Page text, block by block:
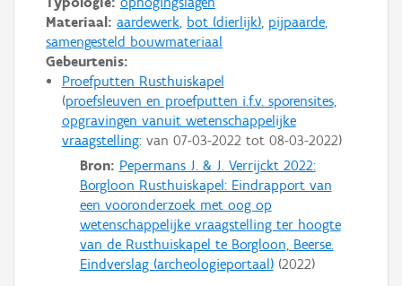
Materiaal: aardewerk bot (dierlijk) pijpaarde
samengesteld bouwmateriaal
Gebeurtenis:
Proefputten Rusthuiskapel
proefsleuven en proefputten i.f.v. sporensites
opgravingen vanuit wetenschappelijke
vraagstelling: van 07-03-2022 tot 08-03-2022
Bron: Pepermans J. & J. Verrijckt 2022:
Borgloon Rusthuiskapel: Eindrapport van
een vooronderzoek met oog op
wetenschappelijke vraagstelling ter hoogte
van de Rusthuiskapel te Borgloon, Beerse.
Eindverslag (archeologieportaal)(2022)